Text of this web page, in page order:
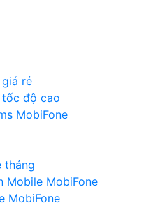
rẻ
tốc độ cao
MobiFone
tháng
Mobile MobiFone
MobiFone